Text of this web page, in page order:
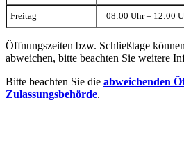
Freitag 08:00 Uhr – 12:00
Öffnungszeiten bzw. Schließtage
abweichen, bitte beachten Sie weitere
Bitte beachten Sie die abweichenden
Zulassungsbehörde.